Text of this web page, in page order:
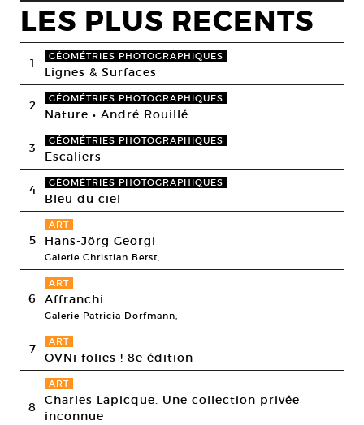
LES PLUS RECENTS
1 GÉOMÉTRIES PHOTOGRAPHIQUES
Lignes & Surfaces
2 GÉOMÉTRIES PHOTOGRAPHIQUES
Nature • André Rouillé
3 GÉOMÉTRIES PHOTOGRAPHIQUES
Escaliers
4 GÉOMÉTRIES PHOTOGRAPHIQUES
Bleu du ciel
5
ART
Hans-Jörg Georgi
Galerie Christian Berst,
6
ART
Affranchi
Galerie Patricia Dorfmann,
7 ART
OVNi folies ! 8e édition
8
ART
Charles Lapicque. Une collection privée
inconnue